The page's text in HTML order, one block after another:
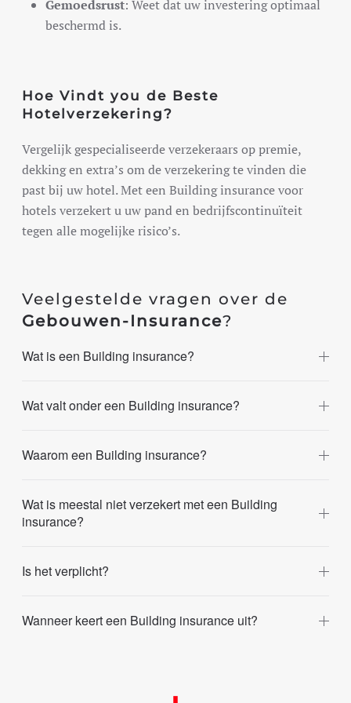
Gemoedsrust: Weet dat uw investering optimaal
beschermd is.
Hoe Vindt you de Beste
Hotelverzekering?
Vergelijk gespecialiseerde verzekeraars op premie,
dekking en extra’s om de verzekering te vinden die
past bij uw hotel. Met een Building insurance voor
hotels verzekert u uw pand en bedrijfscontinuïteit
tegen alle mogelijke risico’s.
Veelgestelde vragen over de
Gebouwen-Insurance?
Wat is een Building insurance?
Wat valt onder een Building insurance?
Waarom een Building insurance?
Wat is meestal niet verzekert met een Building
insurance?
Is het verplicht?
Wanneer keert een Building insurance uit?